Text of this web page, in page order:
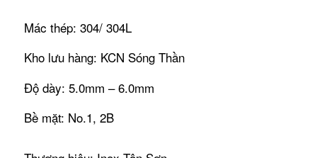
Mác thép: 304/ 304L
Kho lưu hàng: KCN Sóng Thần
Độ dày: 5.0mm – 6.0mm
Bề mặt: No.1, 2B